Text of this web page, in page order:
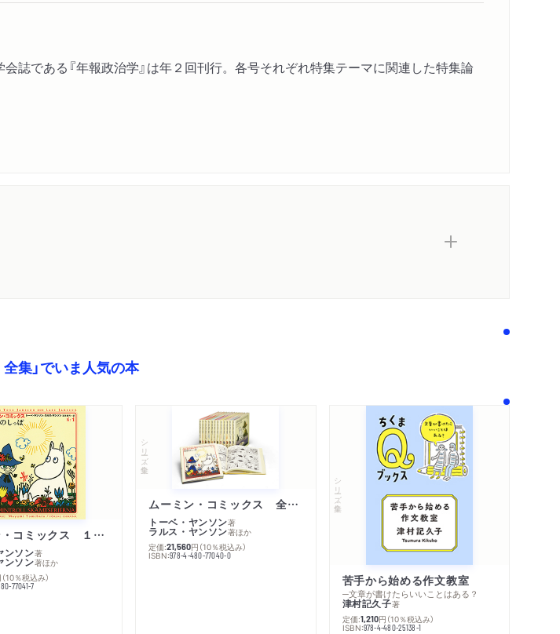
内容紹介・目次
誌である『年報政治学』は年２回刊行。各号それぞれ特集テーマに関連した特集論
全集」でいま人気の本
ムーミン・コミックス １ 黄金のしっぽ
ンソン著
ンソン著ほか
（10％税込み）
77041-7
シリーズ・全集
ムーミン・コミックス 全１４巻セット
トーベ・ヤンソン著
ラルス・ヤンソン著ほか
定価:21,560円 （10％税込み）
ISBN:978-4-480-77040-0
シリーズ・全集
苦手から始める作文教室
─文章が書けたらいいことはある？
津村記久子著
定価:1,210円 （10％税込み）
ISBN:978-4-480-25138-1